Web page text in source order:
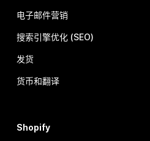
电子邮件营销
搜索引擎优化 (SEO)
发货
货币和翻译
Shopify